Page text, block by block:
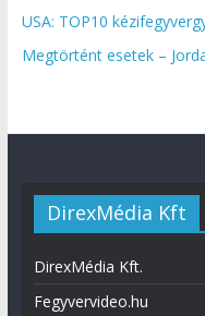
USA: TOP10
Megtörtént esetek –
DirexMédia Kft
DirexMédia Kft.
Fegyvervideo.hu